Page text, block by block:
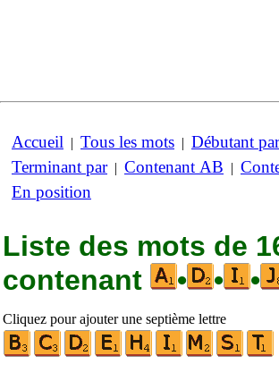
Accueil | Tous les mots | Débutant par
Terminant par| Contenant AB |
En position
Liste des mots de
contenant
• • •
Cliquez pour ajouter une septième lettre